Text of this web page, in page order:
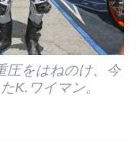
圧をはねのけ、今
K.ワイマン。